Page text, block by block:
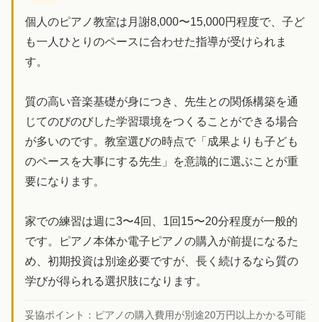
個人のピアノ教室は月謝8,000〜15,000円程度で、子ど
も一人ひとりのペースに合わせた指導が受けられま
す。
質の高い音楽基礎が身につき、先生との関係構築を通
じてのびのびした学習環境をつくることができる場合
が多いのです。教室選びの時点で「成果よりも子ども
のペースを大事にする先生」を意識的に選ぶことが重
要になります。
家での練習は週に3〜4回、1回15〜20分程度が一般的
です。ピアノ本体か電子ピアノの購入が前提になるた
め、初期投資は別途必要ですが、長く続けるなら質の
学びが得られる選択肢になります。
妥協ポイント： ピアノの購入費用が別途20万円以上かかる可能